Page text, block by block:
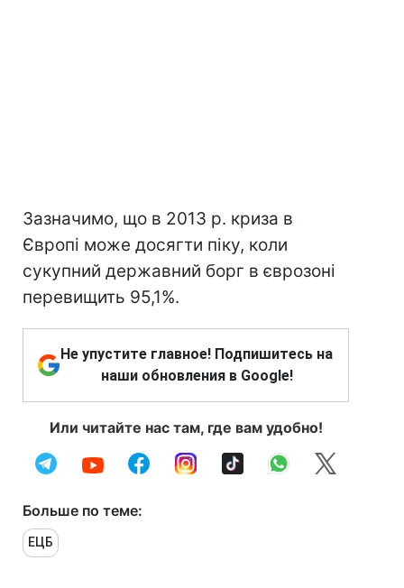
Зазначимо, що в 2013 р. криза в
Європі може досягти піку, коли
сукупний державний борг в єврозоні
перевищить 95,1%.
Не упустите главное! Подпишитесь на
наши обновления в Google!
Или читайте нас там, где вам удобно!
Больше по теме:
ЕЦБ